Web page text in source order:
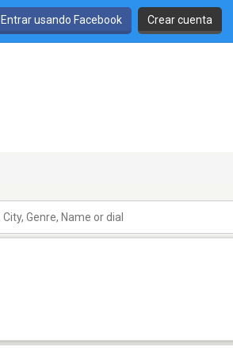
Entrar usando Facebook Crear cuenta